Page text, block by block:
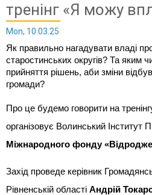
тренінг «Я можу
Mon, 10.03.25
Як правильно нагадувати владі
старостинських округів? Та яким
прийняття рішень, аби зміни
громади?
Про це будемо говорити на
організовує Волинський Інститут
Міжнародного фонду
Захід проведе керівник
Рівненській області Андрій